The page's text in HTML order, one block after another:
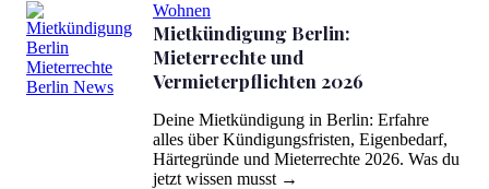
Wohnen
Mietkündigung Berlin:
Mieterrechte und
Vermieterpflichten 2026
Deine Mietkündigung in Berlin: Erfahre
alles über Kündigungsfristen, Eigenbedarf,
Härtegründe und Mieterrechte 2026. Was du
jetzt wissen musst →